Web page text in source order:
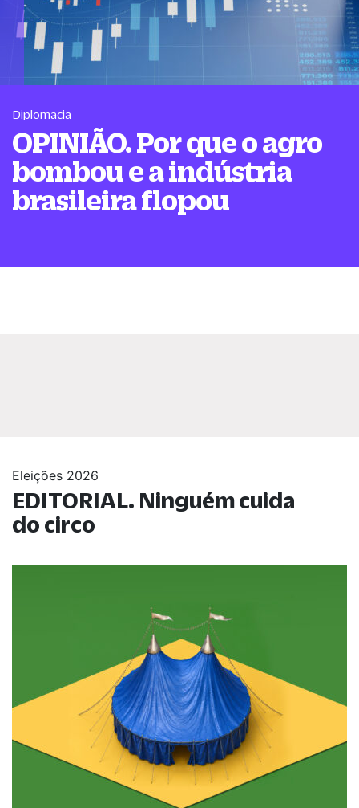
Diplomacia
OPINIÃO. Por que o agro
bombou e a indústria
brasileira flopou
Eleições 2026
EDITORIAL. Ninguém cuida
do circo